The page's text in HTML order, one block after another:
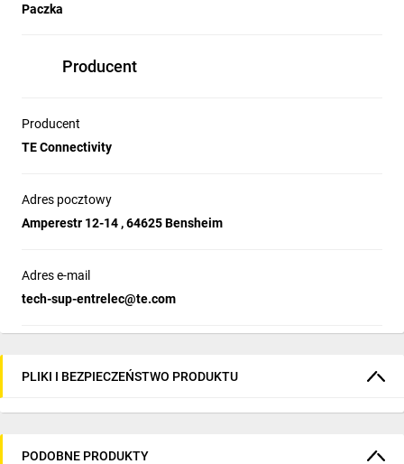
Paczka
Producent
Producent
TE Connectivity
Adres pocztowy
Amperestr 12-14 , 64625 Bensheim
Adres e-mail
tech-sup-entrelec@te.com
PLIKI I BEZPIECZEŃSTWO PRODUKTU
PODOBNE PRODUKTY